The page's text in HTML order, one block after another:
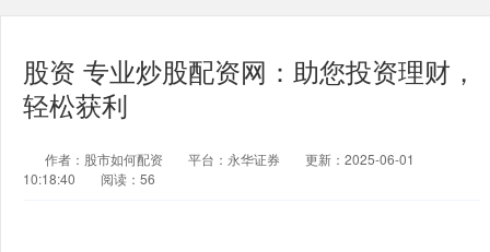
股资 专业炒股配资网：助您投资理财，
轻松获利
作者：股市如何配资 平台：永华证券
更新：2025-06-01
10:18:40
阅读：56